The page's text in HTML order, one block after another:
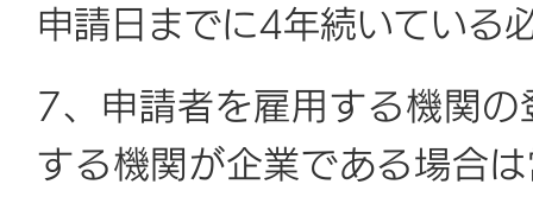
申請日までに4年続いている
7、申請者を雇用する機関
する機関が企業である場合